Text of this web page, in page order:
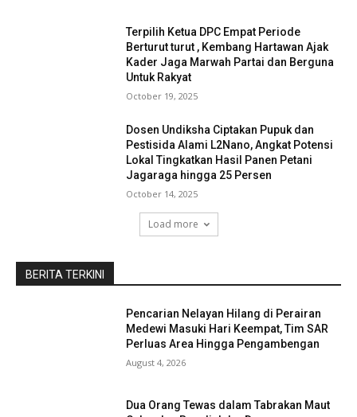
Terpilih Ketua DPC Empat Periode
Berturut turut , Kembang Hartawan Ajak
Kader Jaga Marwah Partai dan Berguna
Untuk Rakyat
October 19, 2025
Dosen Undiksha Ciptakan Pupuk dan
Pestisida Alami L2Nano, Angkat Potensi
Lokal Tingkatkan Hasil Panen Petani
Jagaraga hingga 25 Persen
October 14, 2025
Load more
BERITA TERKINI
Pencarian Nelayan Hilang di Perairan
Medewi Masuki Hari Keempat, Tim SAR
Perluas Area Hingga Pengambengan
August 4, 2026
Dua Orang Tewas dalam Tabrakan Maut